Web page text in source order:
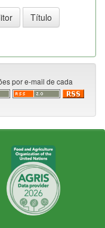
por e-mail de cada